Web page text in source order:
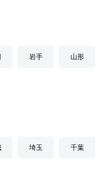
岩手 山形
埼玉 千葉